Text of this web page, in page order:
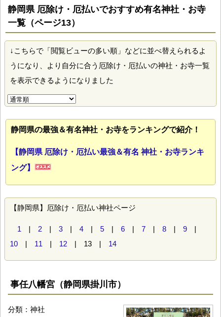
静岡県 厄除け・厄払いでおすすめ有名神社・お寺
一覧（ページ13）
↓こちらで「閲覧ビューの多い順」などに並べ替えられるよ
うになり、より自分に合う厄除け・厄払いの神社・お寺一覧
を表示できるようになりました
静岡県の最強＆有名神社・お寺をランキングで紹介！
【静岡県 厄除け・厄払い最強＆有名 神社・お寺ランキ
ング】
【静岡県】厄除け・厄払い神社ページ
1 | 2 | 3 | 4 | 5 | 6 | 7 | 8 | 9 |
10 | 11 | 12 | 13 | 14
事任八幡宮（静岡県掛川市）
分類：神社